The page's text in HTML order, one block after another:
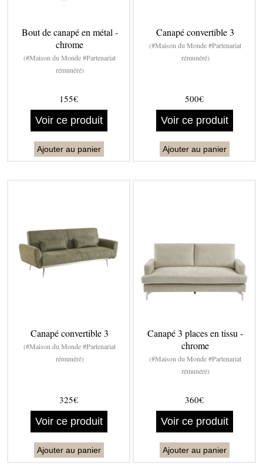
Bout de canapé en métal -
chrome
(#Maison du Monde #Partenariat
rémunéré)
155€
Voir ce produit
Ajouter au panier
Canapé convertible 3
(#Maison du Monde #Partenariat
rémunéré)
500€
Voir ce produit
Ajouter au panier
Canapé convertible 3
(#Maison du Monde #Partenariat
rémunéré)
325€
Voir ce produit
Ajouter au panier
Canapé 3 places en tissu -
chrome
(#Maison du Monde #Partenariat
rémunéré)
360€
Voir ce produit
Ajouter au panier